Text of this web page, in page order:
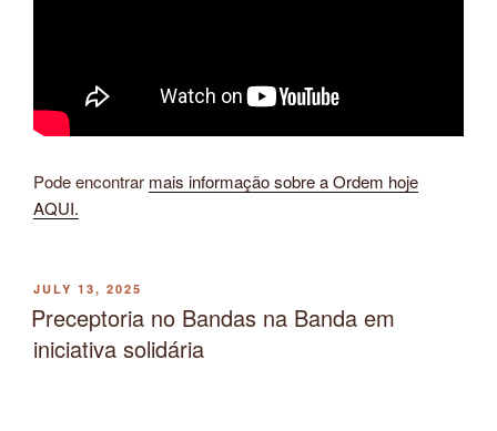
Pode encontrar mais informação sobre a Ordem hoje
AQUI.
POSTED
ON
JULY 13, 2025
Preceptoria no Bandas na Banda em
iniciativa solidária